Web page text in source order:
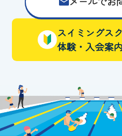
スイミングス
体験・入会案